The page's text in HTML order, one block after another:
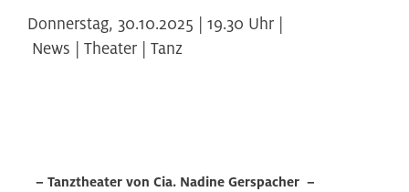
Donnerstag, 30.10.2025 | 19.30 Uhr |
News | Theater | Tanz
– Tanztheater von Cia. Nadine Gerspacher –